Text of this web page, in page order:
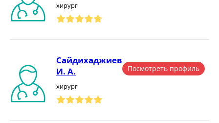
хирург
Сайдихаджиев
И. А.
хирург
Посмотреть профиль